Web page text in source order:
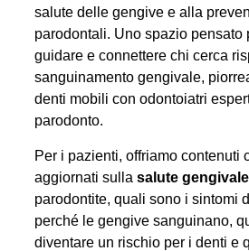
salute delle gengive e alla
parodontali. Uno spazio pensato
guidare e connettere chi cerca
sanguinamento gengivale,
denti mobili con odontoiatri
parodonto.
Per i pazienti, offriamo contenuti
aggiornati sullasalute gengivale
parodontite, quali sono i sintomi
perché le gengive sanguinano,
diventare un rischio per i denti e